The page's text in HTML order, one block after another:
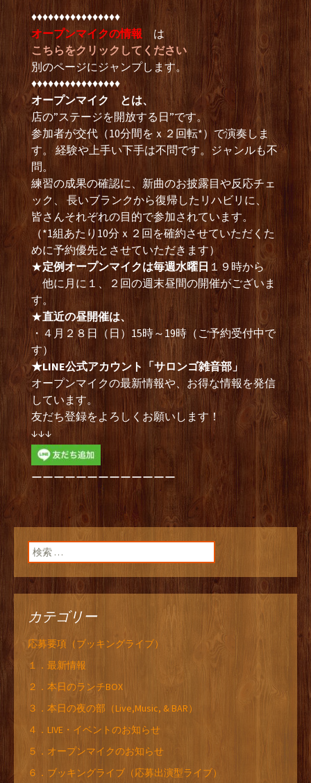
♦︎♦︎♦︎♦︎♦︎♦︎♦︎♦︎♦︎♦︎♦︎♦︎♦︎♦︎♦︎♦︎
オープンマイクの情報 は
こちらをクリックしてください
別のページにジャンプします。
♦︎♦︎♦︎♦︎♦︎♦︎♦︎♦︎♦︎♦︎♦︎♦︎♦︎♦︎♦︎♦︎
オープンマイク とは、
店の”ステージを開放する日”です。
参加者が交代（10分間をｘ２回転*）で演奏しま
す。 経験や上手い下手は不問です。ジャンルも不
問。
練習の成果の確認に、新曲のお披露目や反応チェ
ック、 長いブランクから復帰したリハビリに、
皆さんそれぞれの目的で参加されています。
（*1組あたり10分ｘ２回を確約させていただくた
めに予約優先とさせていただきます）
★定例オープンマイクは毎週水曜日 １９時から
他に月に１、２回の週末昼間の開催がございま
す。
★直近の昼開催は、
・４月２８日（日）15時～19時（ご予約受付中で
す）
★LINE公式アカウント「サロンゴ雑音部」
オープンマイクの最新情報や、お得な情報を発信
しています。
友だち登録をよろしくお願いします！
↓↓↓
ーーーーーーーーーーーーー
検索:
カテゴリー
応募要項（ブッキングライブ）
１．最新情報
２．本日のランチBOX
３．本日の夜の部（Live,Music, & BAR）
４．LIVE・イベントのお知らせ
５．オープンマイクのお知らせ
６．ブッキングライブ（応募出演型ライブ）